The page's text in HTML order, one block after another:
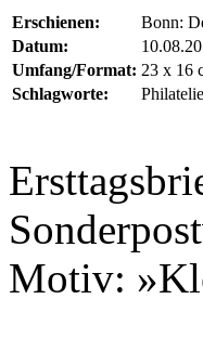
Erschienen:
Bonn:
Datum:
Umfang/Format: 23 x 16
Schlagworte:
Philatelie
Motiv: